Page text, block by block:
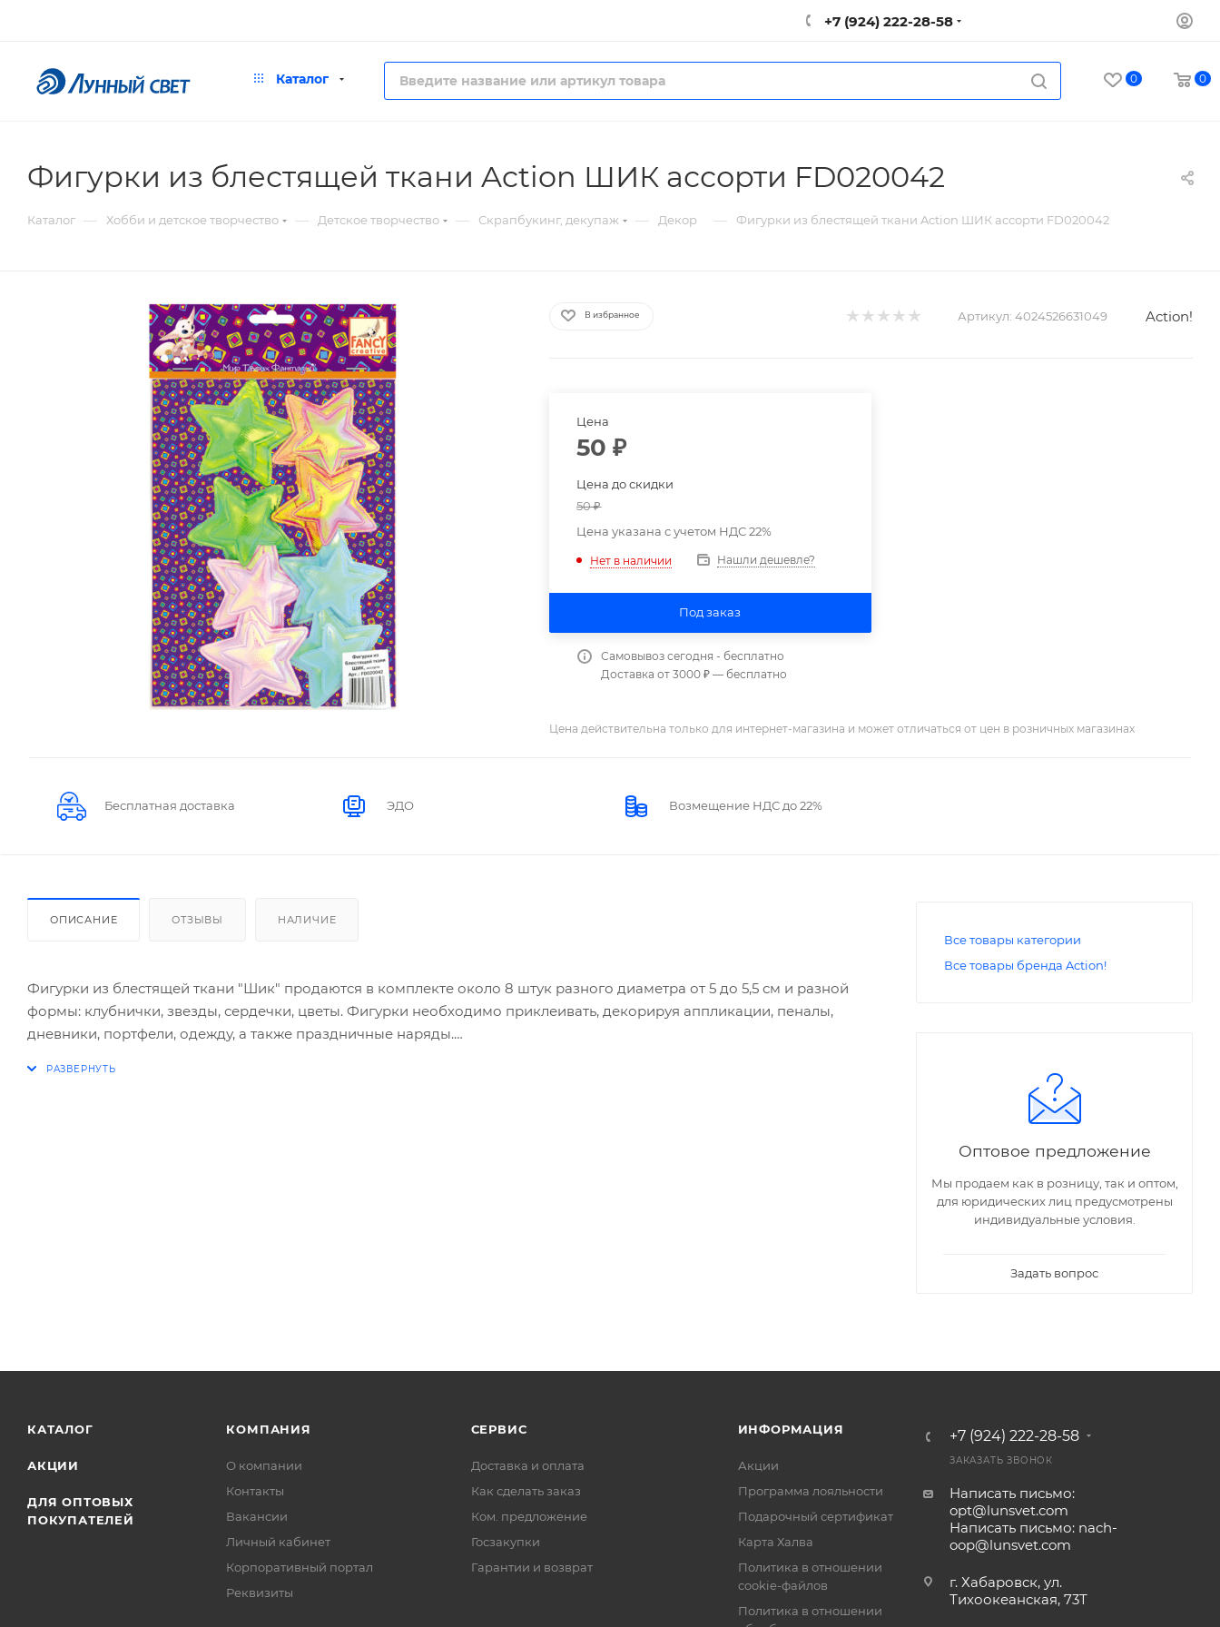
+7 (924) 222-28-58
Каталог 0 0
Фигурки из блестящей ткани Action ШИК ассорти FD020042
Каталог — Хобби и детское творчество — Детское творчество — Скрапбукинг, декупаж — Декор — Фигурки из блестящей ткани Action ШИК ассорти FD020042
В избранное Артикул: 4024526631049 Action!
Цена
50 ₽
Цена до скидки
50₽
Цена указана с учетом НДС 22%
Нет в наличии Нашли дешевле?
Под заказ
Самовывоз сегодня - бесплатно
Доставка от 3000 ₽ — бесплатно
Цена действительна только для интернет-магазина и может отличаться от цен в розничных магазинах
Бесплатная доставка ЭДО Возмещение НДС до 22%
ОПИСАНИЕ ОТЗЫВЫ НАЛИЧИЕ
Фигурки из блестящей ткани "Шик" продаются в комплекте около 8 штук разного диаметра от 5 до 5,5 см и разной
формы: клубнички, звезды, сердечки, цветы. Фигурки необходимо приклеивать, декорируя аппликации, пеналы,
дневники, портфели, одежду, а также праздничные наряды.
Все товары категории
Все товары бренда Action!
Оптовое предложение
Мы продаем как в розницу, так и оптом,
для юридических лиц предусмотрены
индивидуальные условия.
Задать вопрос
КАТАЛОГ
АКЦИИ
ДЛЯ ОПТОВЫХ
ПОКУПАТЕЛЕЙ
КОМПАНИЯ
О компании
Контакты
Вакансии
Личный кабинет
Корпоративный портал
Реквизиты
СЕРВИС
Доставка и оплата
Как сделать заказ
Ком. предложение
Госзакупки
Гарантии и возврат
ИНФОРМАЦИЯ
Акции
Программа лояльности
Подарочный сертификат
Карта Халва
Политика в отношении
cookie-файлов
Политика в отношении
+7 (924) 222-28-58
ЗАКАЗАТЬ ЗВОНОК
Написать письмо:
opt@lunsvet.com
Написать письмо: nach-
oop@lunsvet.com
г. Хабаровск, ул.
Тихоокеанская, 73Т